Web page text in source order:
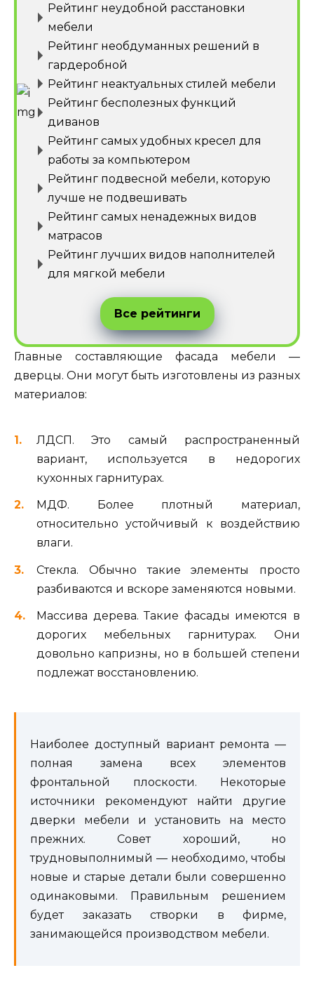
Рейтинг неудобной расстановки
мебели
Рейтинг необдуманных решений в
гардеробной
Рейтинг неактуальных стилей мебели
Рейтинг бесполезных функций
диванов
Рейтинг самых удобных кресел для
работы за компьютером
Рейтинг подвесной мебели, которую
лучше не подвешивать
Рейтинг самых ненадежных видов
матрасов
Рейтинг лучших видов наполнителей
для мягкой мебели
Все рейтинги
Главные составляющие фасада мебели —
дверцы. Они могут быть изготовлены из разных
материалов:
ЛДСП. Это самый распространенный
вариант, используется в недорогих
кухонных гарнитурах.
МДФ. Более плотный материал,
относительно устойчивый к воздействию
влаги.
Стекла. Обычно такие элементы просто
разбиваются и вскоре заменяются новыми.
Массива дерева. Такие фасады имеются в
дорогих мебельных гарнитурах. Они
довольно капризны, но в большей степени
подлежат восстановлению.
Наиболее доступный вариант ремонта —
полная замена всех элементов
фронтальной плоскости. Некоторые
источники рекомендуют найти другие
дверки мебели и установить на место
прежних. Совет хороший, но
трудновыполнимый — необходимо, чтобы
новые и старые детали были совершенно
одинаковыми. Правильным решением
будет заказать створки в фирме,
занимающейся производством мебели.